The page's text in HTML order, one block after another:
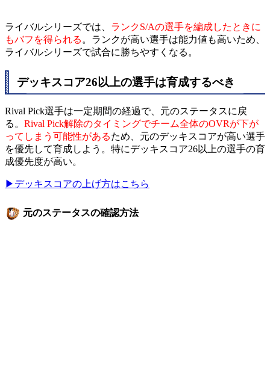
ライバルシリーズでは、 ランクS/Aの選手を編成したときに
もバフを得られる 。ランクが高い選手は能力値も高いため、
ライバルシリーズで試合に勝ちやすくなる。
デッキスコア26以上の選手は育成するべき
Rival Pick選手は一定期間の経過で、元のステータスに戻
る。 Rival Pick解除のタイミングでチーム全体のOVRが下が
ってしまう可能性があるため、元のデッキスコアが高い選手
を優先して育成しよう。特にデッキスコア26以上の選手の育
成優先度が高い。
▶デッキスコアの上げ方はこちら
元のステータスの確認方法